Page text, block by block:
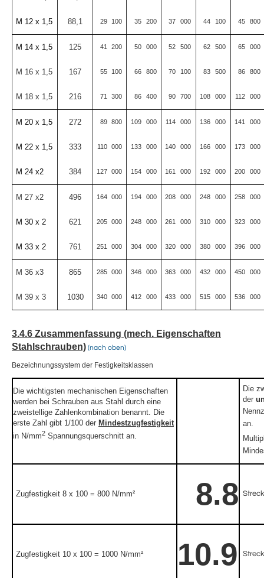
M 12 x 1,5 88,1 29 100 35 200 37 000 44 100 45 800
M 14 x 1,5 125 41 200 50 000 52 500 62 500 65 000
M 16 x 1,5 167 55 100 66 800 70 100 83 500 86 800
M 18 x 1,5 216 71 300 86 400 90 700 108 000 112 000
M 20 x 1,5 272 89 800 109 000 114 000 136 000 141 000
M 22 x 1,5 333 110 000 133 000 140 000 166 000 173 000
M 24 x2 384 127 000 154 000 161 000 192 000 200 000
M 27 x2 496 164 000 194 000 208 000 248 000 258 000
M 30 x 2 621 205 000 248 000 261 000 310 000 323 000
M 33 x 2 761 251 000 304 000 320 000 380 000 396 000
M 36 x3 865 285 000 346 000 363 000 432 000 450 000
M 39 x 3 1030 340 000 412 000 433 000 515 000 536 000
3.4.6 Zusammenfassung (mech. Eigenschaften
Stahlschrauben) (nach oben)
Bezeichnungssystem der Festigkeitsklassen
Die wichtigsten mechanischen Eigenschaften
werden bei Schrauben aus Stahl durch eine
zweistellige Zahlenkombination benannt. Die
erste Zahl gibt 1/100 der Mindestzugfestigkeit
in N/mm2 Spannungsquerschnitt an.
Die
der
an.
Zugfestigkeit 8 x 100 = 800 N/mm² 8.8
Zugfestigkeit 10 x 100 = 1000 N/mm² 10.9